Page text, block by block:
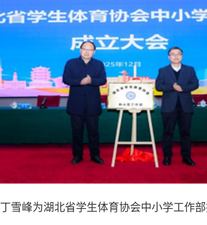
丁雪峰为湖北省学生体育协会中小学工作